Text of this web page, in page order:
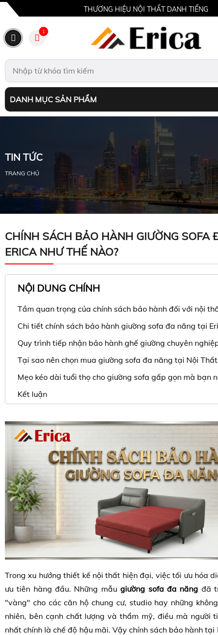
THƯƠNG HIỆU NỘI THẤT DANH TIẾNG
1
DANH MỤC SẢN PHẨM
TIN TỨC
TRANG CHỦ
CHÍNH SÁCH BẢO HÀNH GIƯỜNG SOFA
ERICA NHƯ THẾ NÀO?
NỘI DUNG CHÍNH
Tầm quan trọng của chính sách bảo hành đối với nội
Chi tiết chính sách bảo hành giường sofa đa năng tại
Quy trình tiếp nhận bảo hành ghế giường chuyên
Tại sao nên chọn mua giường sofa đa năng tại Nội Thất
Mẹo kéo dài tuổi thọ cho giường sofa gấp gọn mà bạn
Kết luận
Trong xu hướng thiết kế nội thất hiện đại, việc tối ưu hóa
ưu tiên hàng đầu. Những mẫugiường sofa đa năng đã
"vàng" cho các căn hộ chung cư, studio hay những
nhiên, bên cạnh chất lượng và thẩm mỹ, điều mà người
nhất chính là chế độ hậu mãi. Vậy chính sách bảo hành tại